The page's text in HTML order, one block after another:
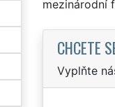
mezinárodní
CHCETE
Vyplňte